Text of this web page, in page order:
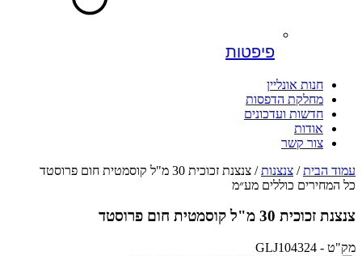
פיפטות
חנות אונליין
מחלקת הדפסות
חדשות ועדכונים
אודות
צור קשר
עמוד הבית/ צנצנות/ צנצנת זכוכית 30 מ"ל קוסמטית חום פרוסטד
כל המחירים כוללים מע״מ
צנצנת זכוכית 30 מ"ל קוסמטית חום פרוסטד
מק"ט - GLJ104324